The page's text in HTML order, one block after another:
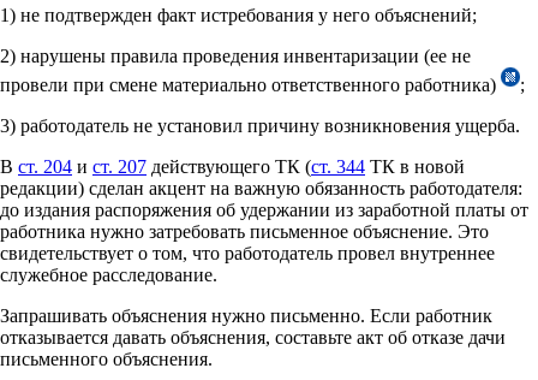
1) не подтвержден факт истребования у него объяснений;
2) нарушены правила проведения инвентаризации (ее не
провели при смене материально ответственного работника)
;
3) работодатель не установил причину возникновения ущерба.
В ст. 204 и ст. 207 действующего ТК (ст. 344 ТК в новой
редакции) сделан акцент на важную обязанность работодателя:
до издания распоряжения об удержании из заработной платы от
работника нужно затребовать письменное объяснение. Это
свидетельствует о том, что работодатель провел внутреннее
служебное расследование.
Запрашивать объяснения нужно письменно. Если работник
отказывается давать объяснения, составьте акт об отказе дачи
письменного объяснения.